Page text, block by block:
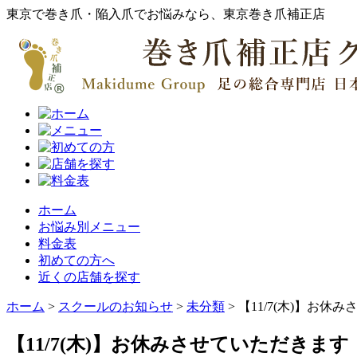
東京で巻き爪・陥入爪でお悩みなら、東京巻き爪補正店
ホーム
お悩み別メニュー
料金表
初めての方へ
近くの店舗を探す
ホーム > スクールのお知らせ > 未分類 > 【11/7(木)】お休み
【11/7(木)】お休みさせていただきます